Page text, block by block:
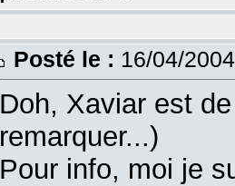
Posté le : 16/04/
Doh, Xaviar est
remarquer...)
Pour info, moi je